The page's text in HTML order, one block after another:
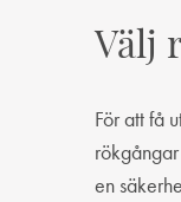
Välj
För att få
en